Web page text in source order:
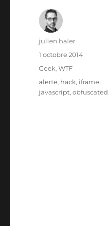
Auteur
julien haler
Publié
1 octobre 2014
Catégories
Geek,WTF
Étiquettes
alerte, hack, iframe,
javascript,obfuscated